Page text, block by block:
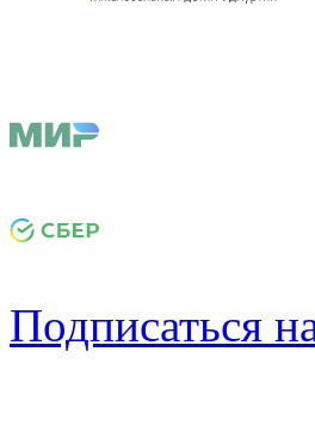
Подписаться